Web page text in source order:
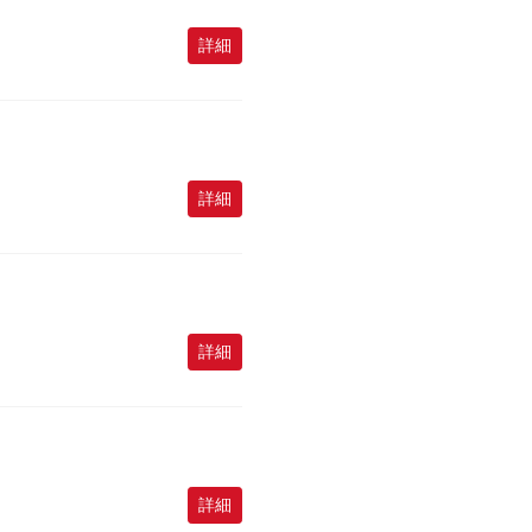
詳細
詳細
詳細
詳細